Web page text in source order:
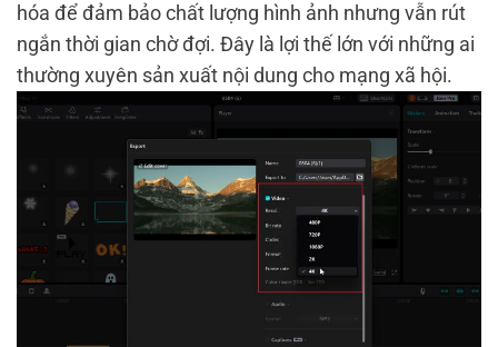
hóa để đảm bảo chất lượng hình ảnh nhưng vẫn rút
ngắn thời gian chờ đợi. Đây là lợi thế lớn với những ai
thường xuyên sản xuất nội dung cho mạng xã hội.